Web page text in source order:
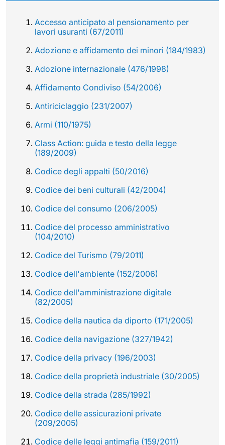
Accesso anticipato al pensionamento per
lavori usuranti (67/2011)
Adozione e affidamento dei minori (184/1983)
Adozione internazionale (476/1998)
Affidamento Condiviso (54/2006)
Antiriciclaggio (231/2007)
Armi (110/1975)
Class Action: guida e testo della legge
(189/2009)
Codice degli appalti (50/2016)
Codice dei beni culturali (42/2004)
Codice del consumo (206/2005)
Codice del processo amministrativo
(104/2010)
Codice del Turismo (79/2011)
Codice dell'ambiente (152/2006)
Codice dell'amministrazione digitale
(82/2005)
Codice della nautica da diporto (171/2005)
Codice della navigazione (327/1942)
Codice della privacy (196/2003)
Codice della proprietà industriale (30/2005)
Codice della strada (285/1992)
Codice delle assicurazioni private
(209/2005)
Codice delle leggi antimafia (159/2011)